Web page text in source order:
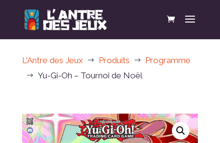
L'Antre des Jeux $ Produits $ Programme
$ Yu-Gi-Oh – Tournoi de Noël